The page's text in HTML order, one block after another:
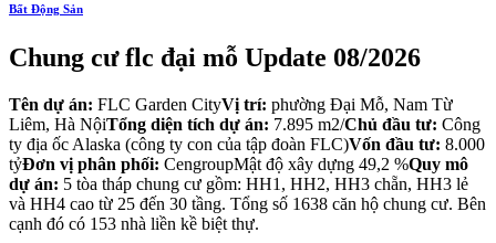
Bất Động Sản
Chung cư flc đại mỗ Update 08/2026
Tên dự án: FLC Garden CityVị trí: phường Đại Mỗ, Nam Từ
Liêm, Hà NộiTổng diện tích dự án: 7.895 m2/Chủ đầu tư: Công
ty địa ốc Alaska (công ty con của tập đoàn FLC)Vốn đầu tư: 8.000
tỷĐơn vị phân phối: CengroupMật độ xây dựng 49,2 %Quy mô
dự án: 5 tòa tháp chung cư gồm: HH1, HH2, HH3 chẵn, HH3 lẻ
và HH4 cao từ 25 đến 30 tầng. Tổng số 1638 căn hộ chung cư. Bên
cạnh đó có 153 nhà liền kề biệt thự.